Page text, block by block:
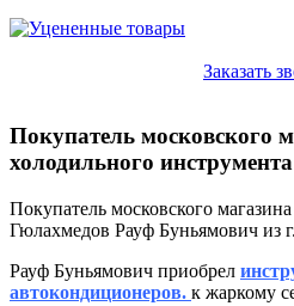
Заказать
Покупатель московского
холодильного
Покупатель московского
Гюлахмедов Рауф Буньямович из
Рауф Буньямович приобрел
автокондиционеров. к жаркому